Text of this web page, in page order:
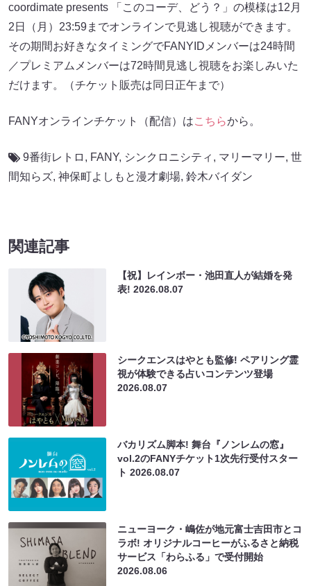
coordimate presents 「このコーデ、どう？」の模様は12月
2日（月）23:59までオンラインで見逃し視聴ができます。
その期間お好きなタイミングでFANYIDメンバーは24時間
／プレミアムメンバーは72時間見逃し視聴をお楽しみいた
だけます。（チケット販売は同日正午まで）
FANYオンラインチケット（配信）はこちらから。
9番街レトロ , FANY, シンクロニシティ , マリーマリー, 世
間知らズ, 神保町よしもと漫才劇場, 鈴木バイダン
関連記事
【祝】レインボー・池田直人が結婚を発
表!2026.08.07
シークエンスはやとも監修! ペアリング霊
視が体験できる占いコンテンツ登場
2026.08.07
バカリズム脚本! 舞台『ノンレムの窓』
vol.2のFANYチケット1次先行受付スター
ト2026.08.07
ニューヨーク・嶋佐が地元富士吉田市とコ
ラボ! オリジナルコーヒーがふるさと納税
サービス「わらふる」で受付開始
2026.08.06